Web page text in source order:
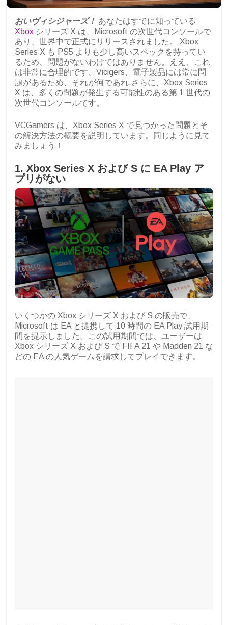
おいヴィシジャーズ！ あなたはすでに知っている
Xbox シリーズ X は、Microsoft の次世代コンソールで
あり、世界中で正式にリリースされました。 Xbox
Series X も PS5 よりも少し高いスペックを持ってい
るため、問題がないわけではありません。ええ、これ
は非常に合理的です、Vicigers、電子製品には常に問
題があるため、それが何であれ.さらに、Xbox Series
X は、多くの問題が発生する可能性のある第 1 世代の
次世代コンソールです。
VCGamers は、Xbox Series X で見つかった問題とそ
の解決方法の概要を説明しています。同じように見て
みましょう！
1. Xbox Series X および S に EA Play ア
プリがない
いくつかの Xbox シリーズ X および S の販売で、
Microsoft は EA と提携して 10 時間の EA Play 試用期
間を提示しました。この試用期間では、ユーザーは
Xbox シリーズ X および S で FIFA 21 や Madden 21 な
どの EA の人気ゲームを請求してプレイできます。